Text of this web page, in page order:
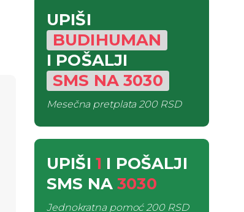
UPIŠI
BUDIHUMAN
I POŠALJI
SMS NA3030
Mesečna pretplata200 RSD
UPIŠI 1 I POŠALJI
SMS NA 3030
Jednokratna pomoć200 RSD